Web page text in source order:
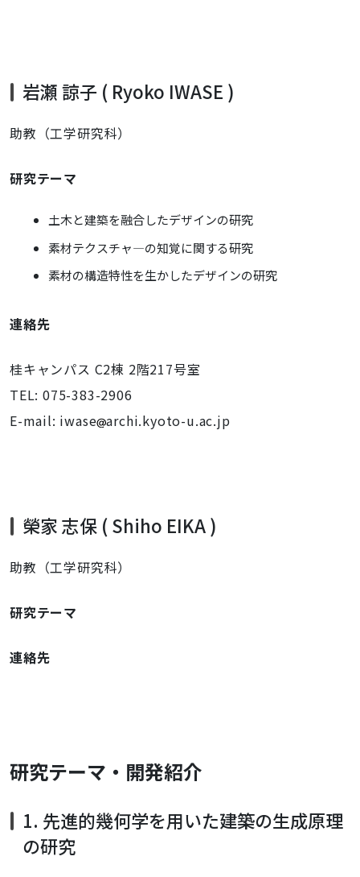
岩瀬諒子 ( Ryoko IWASE )
助教（工学研究科）
研究テーマ
土木と建築を融合したデザインの研究
素材テクスチャ―の知覚に関する研究
素材の構造特性を生かしたデザインの研究
連絡先
桂キャンパス C2棟 2階217号室
TEL: 075-383-2906
E-mail: iwase archi.kyoto-u.ac.jp
榮家 志保 ( Shiho EIKA )
助教（工学研究科）
研究テーマ
連絡先
研究テーマ・開発紹介
1. 先進的幾何学を用いた建築の生成原理
の研究